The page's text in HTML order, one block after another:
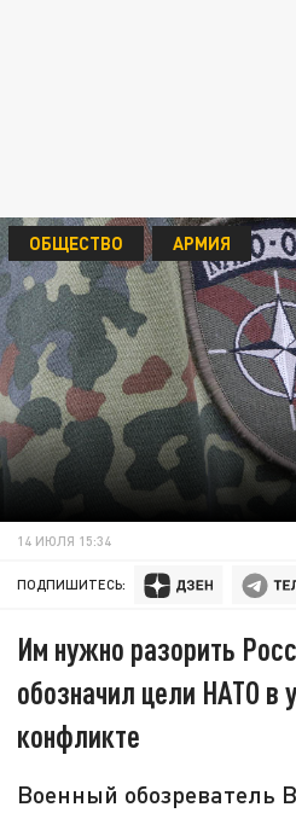
ОБЩЕСТВО АРМИЯ
14 ИЮЛЯ 15:34
ПОДПИШИТЕСЬ:
Им нужно разорить
обозначил цели НАТО в
конфликте
Военный обозреватель